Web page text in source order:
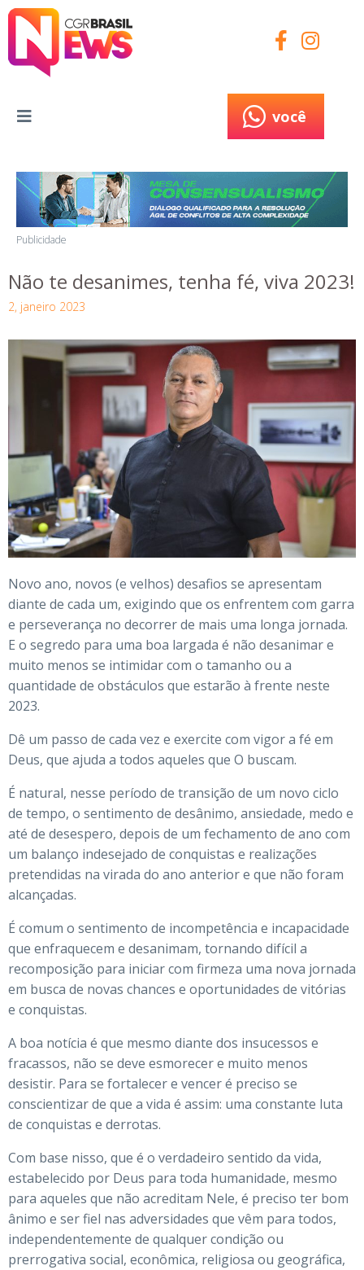
você
Publicidade
Não te desanimes, tenha fé, viva 2023!
2, janeiro 2023
Novo ano, novos (e velhos) desafios se apresentam
diante de cada um, exigindo que os enfrentem com garra
e perseverança no decorrer de mais uma longa jornada.
E o segredo para uma boa largada é não desanimar e
muito menos se intimidar com o tamanho ou a
quantidade de obstáculos que estarão à frente neste
2023.
Dê um passo de cada vez e exercite com vigor a fé em
Deus, que ajuda a todos aqueles que O buscam.
É natural, nesse período de transição de um novo ciclo
de tempo, o sentimento de desânimo, ansiedade, medo e
até de desespero, depois de um fechamento de ano com
um balanço indesejado de conquistas e realizações
pretendidas na virada do ano anterior e que não foram
alcançadas.
É comum o sentimento de incompetência e incapacidade
que enfraquecem e desanimam, tornando difícil a
recomposição para iniciar com firmeza uma nova jornada
em busca de novas chances e oportunidades de vitórias
e conquistas.
A boa notícia é que mesmo diante dos insucessos e
fracassos, não se deve esmorecer e muito menos
desistir. Para se fortalecer e vencer é preciso se
conscientizar de que a vida é assim: uma constante luta
de conquistas e derrotas.
Com base nisso, que é o verdadeiro sentido da vida,
estabelecido por Deus para toda humanidade, mesmo
para aqueles que não acreditam Nele, é preciso ter bom
ânimo e ser fiel nas adversidades que vêm para todos,
independentemente de qualquer condição ou
prerrogativa social, econômica, religiosa ou geográfica,